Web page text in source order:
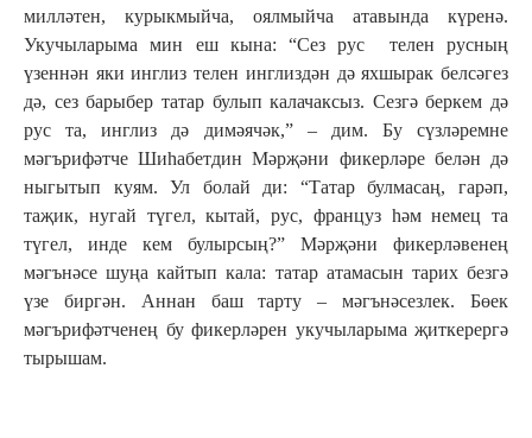
милләтен, курыкмыйча, оялмыйча атавында күренә.
Укучыларыма мин еш кына: “Сез рус телен русның
үзеннән яки инглиз телен инглиздән дә яхшырак белсәгез
дә, сез барыбер татар булып калачаксыз. Сезгә беркем дә
рус та, инглиз дә димәячәк,” – дим. Бу сүзләремне
мәгърифәтче Шиһабетдин Мәрҗәни фикерләре белән дә
ныгытып куям. Ул болай ди: “Татар булмасаң, гарәп,
таҗик, нугай түгел, кытай, рус, француз һәм немец та
түгел, инде кем булырсың?” Мәрҗәни фикерләвенең
мәгънәсе шуңа кайтып кала: татар атамасын тарих безгә
үзе биргән. Аннан баш тарту – мәгънәсезлек. Бөек
мәгърифәтченең бу фикерләрен укучыларыма җиткерергә
тырышам.